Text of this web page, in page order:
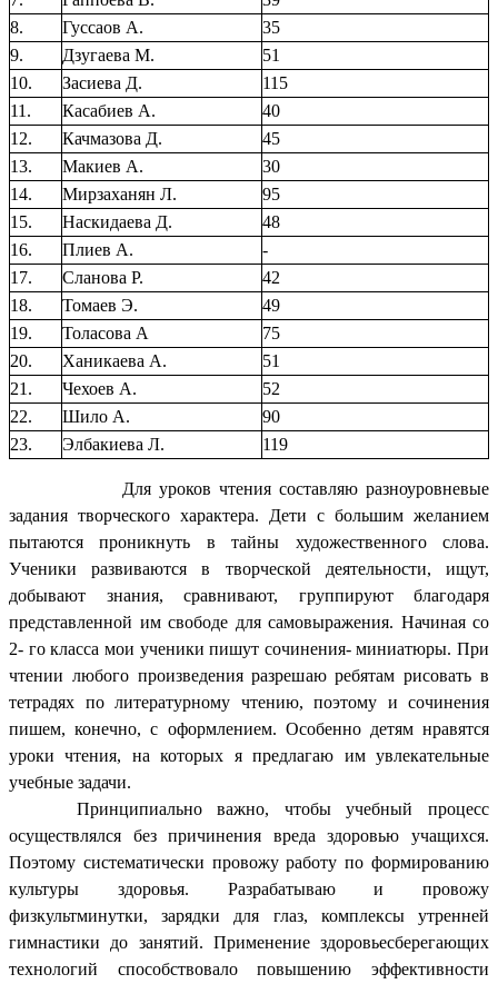
8.
Гуссаов А.
35
9.
Дзугаева М.
51
10.
Засиева Д.
115
11.
Касабиев А.
40
12.
Качмазова Д.
45
13.
Макиев А.
30
14.
Мирзаханян Л.
95
15.
Наскидаева Д.
48
16.
Плиев А.
-
17.
Сланова Р.
42
18.
Томаев Э.
49
19.
Толасова А
75
20.
Ханикаева А.
51
21.
Чехоев А.
52
22.
Шило А.
90
23.
Элбакиева Л. 119
Для уроков чтения составляю разноуровневые
задания творческого характера. Дети с большим желанием
пытаются проникнуть в тайны художественного слова.
Ученики развиваются в творческой деятельности, ищут,
добывают знания, сравнивают, группируют благодаря
представленной им свободе для самовыражения. Начиная со
2- го класса мои ученики пишут сочинения- миниатюры. При
чтении любого произведения разрешаю ребятам рисовать в
тетрадях по литературному чтению, поэтому и сочинения
пишем, конечно, с оформлением. Особенно детям нравятся
уроки чтения, на которых я предлагаю им увлекательные
учебные задачи.
Принципиально важно, чтобы учебный процесс
осуществлялся без причинения вреда здоровью учащихся.
Поэтому систематически провожу работу по формированию
культуры здоровья. Разрабатываю и провожу
физкультминутки, зарядки для глаз, комплексы утренней
гимнастики до занятий. Применение здоровьесберегающих
технологий способствовало повышению эффективности